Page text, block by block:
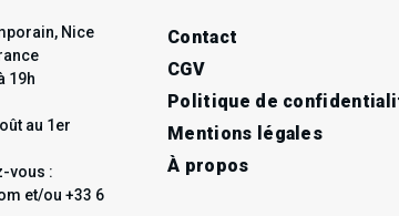
Nice
19h
au 1er
vous :
et/ou +33 6
Contact
CGV
Politique de
Mentions légales
À propos